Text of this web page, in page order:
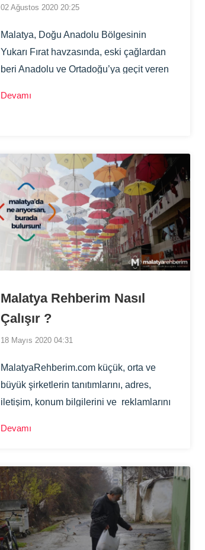
02 Ağustos 2020 20:25
Malatya, Doğu Anadolu Bölgesinin
Yukarı Fırat havzasında, eski çağlardan
beri Anadolu ve Ortadoğu’ya geçit veren
Karasu Aras yolu da denilen ve doğunun
en eski ulaşım yolu olan Kafkasya’ya
uzanan yol üzerinde yer alan kent, tarih
ve kültür bakımından çok zengin.
Devamı
Malatya Rehberim Nasıl
Çalışır ?
18 Mayıs 2020 04:31
MalatyaRehberim.com küçük, orta ve
büyük şirketlerin tanıtımlarını, adres,
iletişim, konum bilgilerini ve reklamlarını
Devamı